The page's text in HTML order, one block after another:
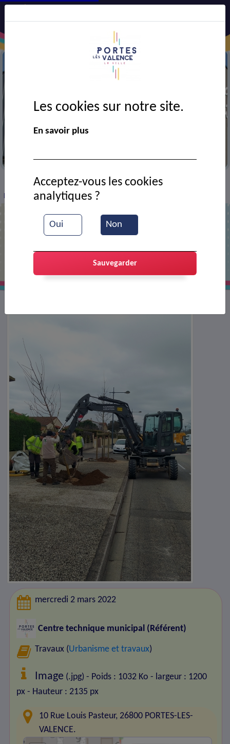
> VIE MUNICIPALE > Ressources documentaires
Plantations rue Pasteur
mercredi 2 mars 2022
Centre technique municipal (Référent)
Travaux (Urbanisme et travaux)
Image (.jpg) - Poids : 1032 Ko - largeur : 1200
px - Hauteur : 2135 px
10 Rue Louis Pasteur, 26800 PORTES-LES-
VALENCE.
Les cookies sur notre site.
En savoir plus
Oui Non
Acceptez-vous les cookies
analytiques ?
Sauvegarder